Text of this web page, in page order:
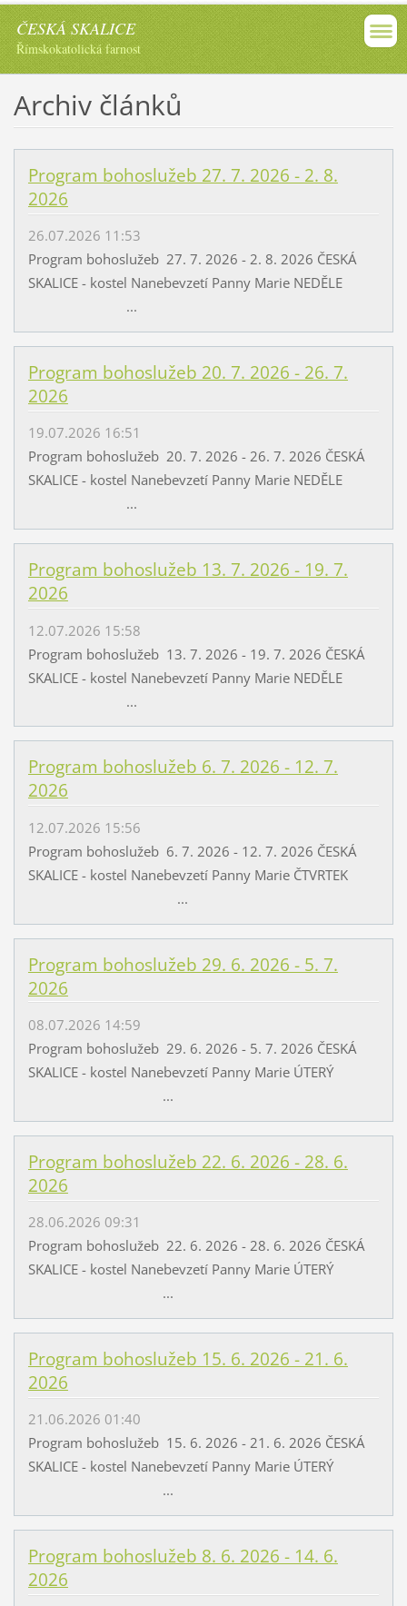
ČESKÁ SKALICE
Římskokatolická farnost
Archiv článků
Program bohoslužeb 27. 7. 2026 - 2. 8.
2026
26.07.2026 11:53
Program bohoslužeb 27. 7. 2026 - 2. 8. 2026 ČESKÁ
SKALICE - kostel Nanebevzetí Panny Marie NEDĚLE
...
Program bohoslužeb 20. 7. 2026 - 26. 7.
2026
19.07.2026 16:51
Program bohoslužeb 20. 7. 2026 - 26. 7. 2026 ČESKÁ
SKALICE - kostel Nanebevzetí Panny Marie NEDĚLE
...
Program bohoslužeb 13. 7. 2026 - 19. 7.
2026
12.07.2026 15:58
Program bohoslužeb 13. 7. 2026 - 19. 7. 2026 ČESKÁ
SKALICE - kostel Nanebevzetí Panny Marie NEDĚLE
...
Program bohoslužeb 6. 7. 2026 - 12. 7.
2026
12.07.2026 15:56
Program bohoslužeb 6. 7. 2026 - 12. 7. 2026 ČESKÁ
SKALICE - kostel Nanebevzetí Panny Marie ČTVRTEK
...
Program bohoslužeb 29. 6. 2026 - 5. 7.
2026
08.07.2026 14:59
Program bohoslužeb 29. 6. 2026 - 5. 7. 2026 ČESKÁ
SKALICE - kostel Nanebevzetí Panny Marie ÚTERÝ
...
Program bohoslužeb 22. 6. 2026 - 28. 6.
2026
28.06.2026 09:31
Program bohoslužeb 22. 6. 2026 - 28. 6. 2026 ČESKÁ
SKALICE - kostel Nanebevzetí Panny Marie ÚTERÝ
...
Program bohoslužeb 15. 6. 2026 - 21. 6.
2026
21.06.2026 01:40
Program bohoslužeb 15. 6. 2026 - 21. 6. 2026 ČESKÁ
SKALICE - kostel Nanebevzetí Panny Marie ÚTERÝ
...
Program bohoslužeb 8. 6. 2026 - 14. 6.
2026